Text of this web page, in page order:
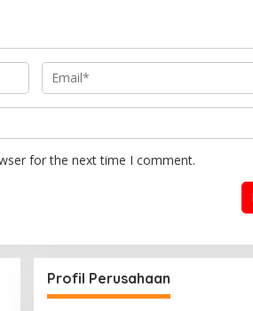
for the next time I comment.
Profil Perusahaan